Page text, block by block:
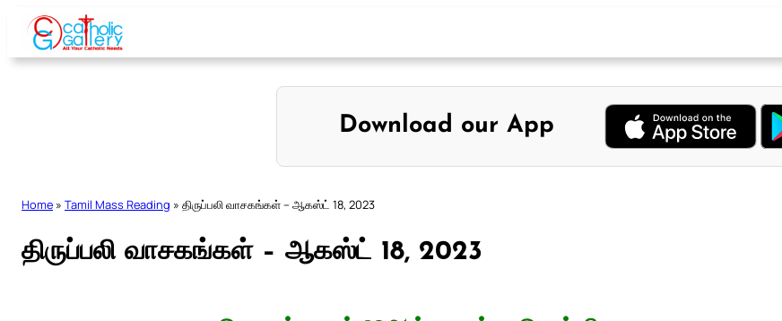
Skip
content
Download our App
Home » Tamil Mass Reading » திருப்பலி வாசகங்கள் – ஆகஸ்ட் 18, 2023
திருப்பலி வாசகங்கள் – ஆகஸ்ட் 18, 2023